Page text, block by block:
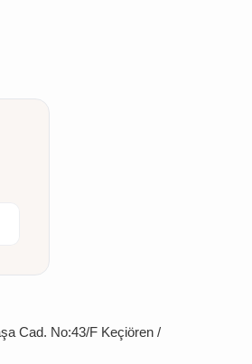
Cad. No:43/F Keçiören /